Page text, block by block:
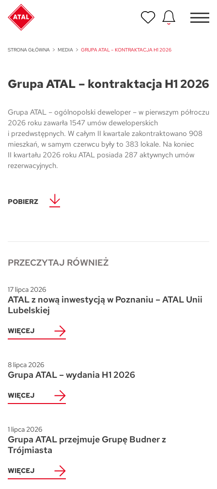
STRONA GŁÓWNA MEDIA GRUPA ATAL – KONTRAKTACJA H1 2026
Grupa ATAL – kontraktacja H1 2026
Grupa ATAL – ogólnopolski deweloper – w pierwszym półroczu
2026 roku zawarła 1547 umów deweloperskich
i przedwstępnych. W całym II kwartale zakontraktowano 908
mieszkań, w samym czerwcu były to 383 lokale. Na koniec
II kwartału 2026 roku ATAL posiada 287 aktywnych umów
rezerwacyjnych.
POBIERZ
PRZECZYTAJ RÓWNIEŻ
17 lipca 2026
ATAL z nową inwestycją w Poznaniu – ATAL Unii
Lubelskiej
WIĘCEJ
8 lipca 2026
Grupa ATAL – wydania H1 2026
WIĘCEJ
1 lipca 2026
Grupa ATAL przejmuje Grupę Budner z
Trójmiasta
WIĘCEJ
ATAL Unii Lubelskiej w Poznaniu
Nowość
ATAL Ville przy Białej
NOWOŚĆ
Program Poleceń ATAL
Polecaj i zyskaj nawet 5 000 zł
NOWOŚĆ
ATAL Floriana w Szczecinie
NOWOŚĆ
ATAL Ruczaj w Krakowie